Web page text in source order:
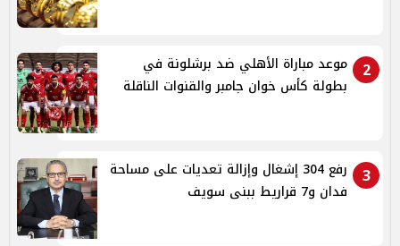
2
موعد مباراة الأهلي ضد برشلونة في
بطولة كأس خوان جامبر والقنوات الناقلة
3
رفع 304 إشغال وإزالة تعديات على مساحة
فدان و7 قراريط ببنى سويف